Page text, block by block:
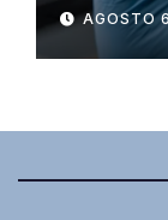
AGOSTO